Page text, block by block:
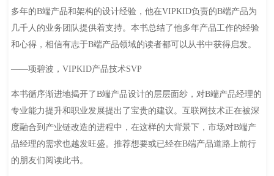
多年的B端产品和架构的设计经验，他在VIPKID负责的B端产品为
几千人的业务团队提供着支持。本书总结了他多年产品工作的经验
和心得，相信有志于B端产品领域的读者都可以从书中获得启发。
——项碧波，VIPKID产品技术SVP
本书循序渐进地揭开了B端产品设计的层层面纱，对B端产品经理的
专业能力提升和职业发展提出了宝贵的建议。互联网技术正在被深
度融合到产业链改造的进程中，在这样的大背景下，市场对B端产
品经理的需求也越发旺盛。推荐想要或已经在B端产品道路上前行
的朋友们阅读此书。